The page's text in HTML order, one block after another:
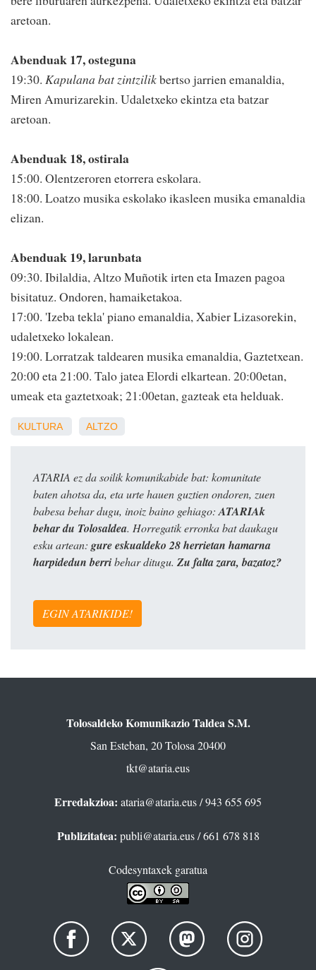
aretoan.
Abenduak 17, osteguna
19:30. Kapulana bat zintzilikbertso jarrien emanaldia,
Miren Amurizarekin. Udaletxeko ekintza eta batzar
aretoan.
Abenduak 18, ostirala
15:00. Olentzeroren etorrera eskolara.
18:00. Loatzo musika eskolako ikasleen musika emanaldia
elizan.
Abenduak 19, larunbata
09:30. Ibilaldia, Altzo Muñotik irten eta Imazen pagoa
bisitatuz. Ondoren, hamaiketakoa.
17:00. 'Izeba tekla' piano emanaldia, Xabier Lizasorekin,
udaletxeko lokalean.
19:00. Lorratzak taldearen musika emanaldia, Gaztetxean.
20:00 eta 21:00. Talo jatea Elordi elkartean. 20:00etan,
umeak eta gaztetxoak; 21:00etan, gazteak eta helduak.
KULTURA ALTZO
ATARIA ez da soilik komunikabide bat: komunitate
baten ahotsa da, eta urte hauen guztien ondoren, zuen
babesa behar dugu, inoiz baino gehiago: ATARIAk
behar du Tolosaldea. Horregatik erronka bat daukagu
esku artean: gure eskualdeko 28 herrietan hamarna
harpidedun berribehar ditugu. Zu falta zara, bazatoz?
EGIN ATARIKIDE!
Tolosaldeko Komunikazio Taldea S.M.
San Esteban, 20 Tolosa 20400
tkt@ataria.eus
Erredakzioa: ataria@ataria.eus/ 943 655 695
Publizitatea: publi@ataria.eus/ 661 678 818
Codesyntaxek garatua